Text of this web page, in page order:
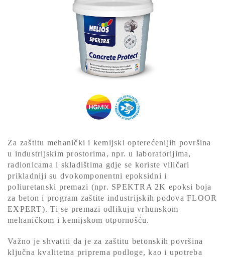
Za zaštitu mehanički i kemijski opterećenijih površina
u industrijskim prostorima, npr. u laboratorijima,
radionicama i skladištima gdje se koriste viličari
prikladniji su dvokomponentni epoksidni i
poliuretanski premazi (npr. SPEKTRA 2K epoksi boja
za beton i program zaštite industrijskih podova FLOOR
EXPERT). Ti se premazi odlikuju vrhunskom
mehaničkom i kemijskom otpornošću.
Važno je shvatiti da je za zaštitu betonskih površina
ključna kvalitetna priprema podloge, kao i upotreba